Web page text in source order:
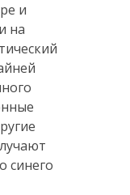
и
на
синего